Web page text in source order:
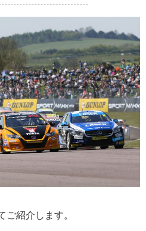
紹介します。